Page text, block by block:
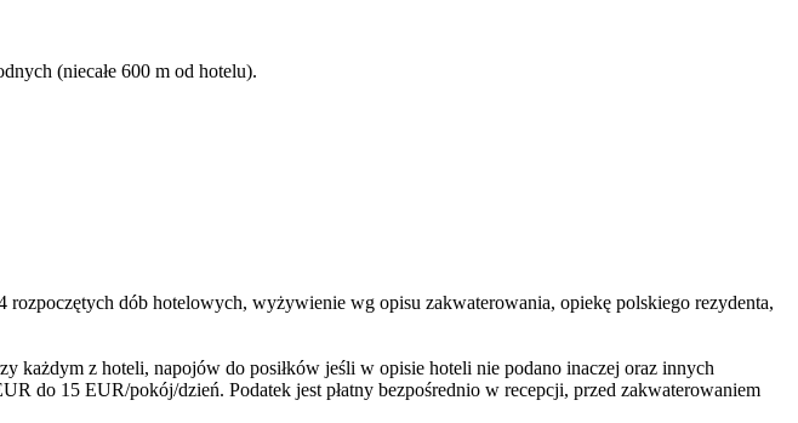
(niecałe 600 m od hotelu).
dób hotelowych, wyżywienie wg opisu zakwaterowania, opiekę polskiego rezydenta,
z hoteli, napojów do posiłków jeśli w opisie hoteli nie podano inaczej oraz innych
do 15 EUR/pokój/dzień. Podatek jest płatny bezpośrednio w recepcji, przed zakwaterowaniem